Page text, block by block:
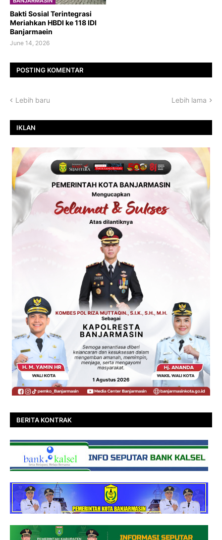
Bakti Sosial Terintegrasi
Meriahkan HBDI ke 118 IDI
Banjarmaein
June 14, 2026
POSTING KOMENTAR
Lebih baru Lebih lama
IKLAN
BERITA KONTRAK